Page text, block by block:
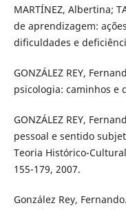
MARTÍNEZ, Albertina;
de aprendizagem:
dificuldades e
GONZÁLEZ REY,
psicologia: caminhos e
GONZÁLEZ REY,
pessoal e sentido
Teoria Histórico-
155-179, 2007.
González Rey,